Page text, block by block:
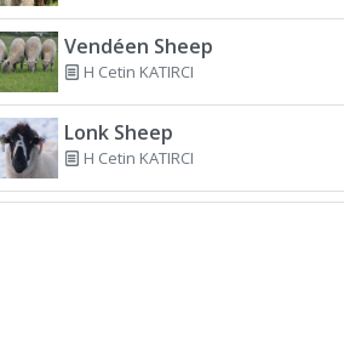
Vendéen Sheep
H Cetin KATIRCI
Lonk Sheep
H Cetin KATIRCI